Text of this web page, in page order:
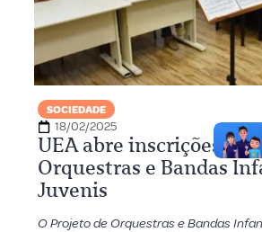
SOCIEDADE
18/02/2025
UEA abre inscrições
Orquestras e Bandas
Juvenis
O Projeto de Orquestras e Bandas